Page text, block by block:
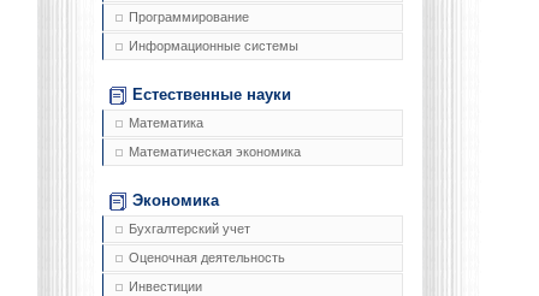
Программирование
Информационные системы
Естественные науки
Математика
Математическая экономика
Экономика
Бухгалтерский учет
Оценочная деятельность
Инвестиции